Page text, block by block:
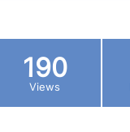
190
Views